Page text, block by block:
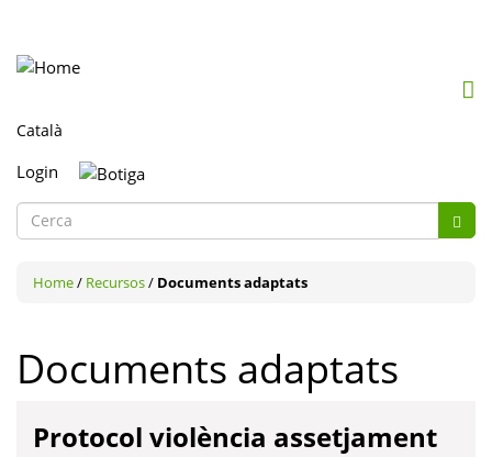
Login
Formulari
cerca
Home/ Recursos/ Documents adaptats
Documents adaptats
Protocol violència assetjament